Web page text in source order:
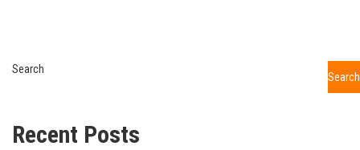
Search
Search
Recent Posts